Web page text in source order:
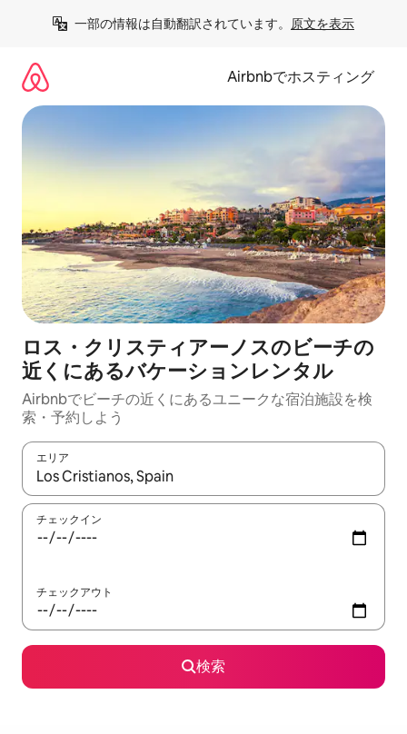
一部の情報は自動翻訳されています。 原文を表示
Airbnbでホスティング
ロス・クリスティアーノスのビーチの
近くにあるバケーションレンタル
Airbnbでビーチの近くにあるユニークな宿泊施設を検
索・予約しよう
エリア
検索結果が表示されたら、上下の矢印キーを使って移動するか
チェックイン
チェックアウト
検索